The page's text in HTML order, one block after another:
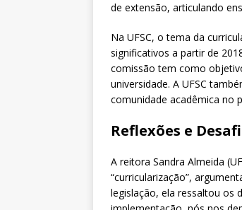
de extensão, articulando
Na UFSC, o tema da
significativos a partir de
comissão tem como
universidade. A UFSC
comunidade acadêmica no
Reflexões e
A reitora Sandra Almeida
“curricularização”,
legislação, ela ressaltou os